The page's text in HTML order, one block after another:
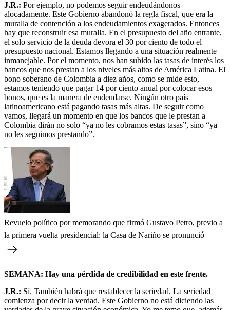
J.R.: Por ejemplo, no podemos seguir endeudándonos
alocadamente. Este Gobierno abandonó la regla fiscal, que era la
muralla de contención a los endeudamientos exagerados. Entonces
hay que reconstruir esa muralla. En el presupuesto del año entrante,
el solo servicio de la deuda devora el 30 por ciento de todo el
presupuesto nacional. Estamos llegando a una situación realmente
inmanejable. Por el momento, nos han subido las tasas de interés los
bancos que nos prestan a los niveles más altos de América Latina. El
bono soberano de Colombia a diez años, como se mide esto,
estamos teniendo que pagar 14 por ciento anual por colocar esos
bonos, que es la manera de endeudarse. Ningún otro país
latinoamericano está pagando tasas más altas. De seguir como
vamos, llegará un momento en que los bancos que le prestan a
Colombia dirán no solo “ya no les cobramos estas tasas”, sino “ya
no les seguimos prestando”.
Revuelo político por memorando que firmó Gustavo Petro, previo a
la primera vuelta presidencial: la Casa de Nariño se pronunció
SEMANA: Hay una pérdida de credibilidad en este frente.
J.R.: Sí. También habrá que restablecer la seriedad. La seriedad
comienza por decir la verdad. Este Gobierno no está diciendo las